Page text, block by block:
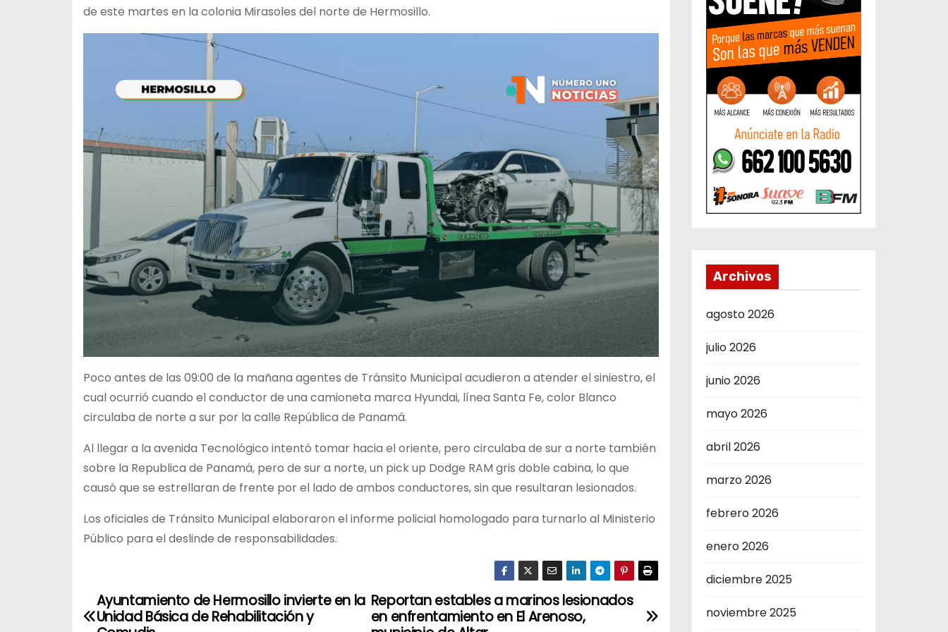
de este martes en la colonia Mirasoles del norte de Hermosillo.
Poco antes de las 09:00 de la mañana agentes de Tránsito Municipal acudieron a atender el siniestro, el
cual ocurrió cuando el conductor de una camioneta marca Hyundai, línea Santa Fe, color Blanco
circulaba de norte a sur por la calle República de Panamá.
Al llegar a la avenida Tecnológico intentó tomar hacia el oriente, pero circulaba de sur a norte también
sobre la Republica de Panamá, pero de sur a norte, un pick up Dodge RAM gris doble cabina, lo que
causó que se estrellaran de frente por el lado de ambos conductores, sin que resultaran lesionados.
Los oficiales de Tránsito Municipal elaboraron el informe policial homologado para turnarlo al Ministerio
Público para el deslinde de responsabilidades.
N
Reportan estables a marinos lesionados
en enfrentamiento en El Arenoso,
Ayuntamiento de Hermosillo invierte en la
Unidad Básica de Rehabilitación y
Archivos
agosto 2026
julio 2026
junio 2026
mayo 2026
abril 2026
marzo 2026
febrero 2026
enero 2026
diciembre 2025
noviembre 2025